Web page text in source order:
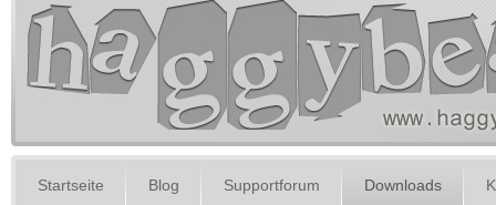
Startseite Blog Supportforum Downloads